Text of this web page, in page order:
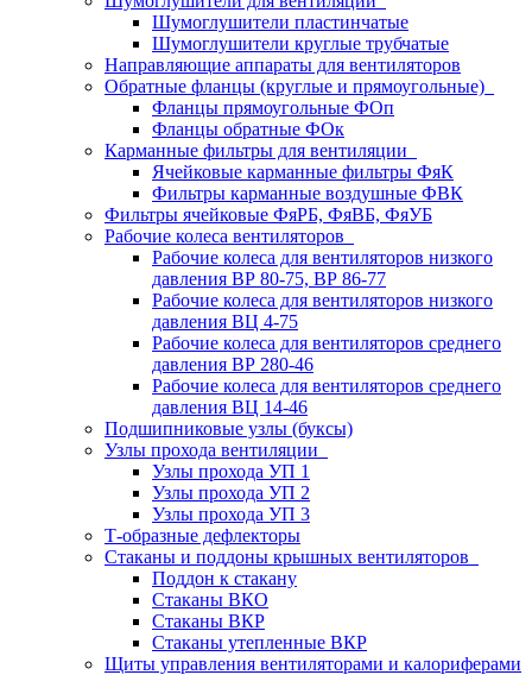
Шумоглушители пластинчатые
Шумоглушители круглые трубчатые
Направляющие аппараты для вентиляторов
Обратные фланцы (круглые и прямоугольные)
Фланцы прямоугольные ФОп
Фланцы обратные ФОк
Карманные фильтры для вентиляции
Ячейковые карманные фильтры ФяК
Фильтры карманные воздушные ФВК
Фильтры ячейковые ФяРБ, ФяВБ, ФяУБ
Рабочие колеса вентиляторов
Рабочие колеса для вентиляторов низкого
давления ВР 80-75, ВР 86-77
Рабочие колеса для вентиляторов низкого
давления ВЦ 4-75
Рабочие колеса для вентиляторов среднего
давления ВР 280-46
Рабочие колеса для вентиляторов среднего
давления ВЦ 14-46
Подшипниковые узлы (буксы)
Узлы прохода вентиляции
Узлы прохода УП 1
Узлы прохода УП 2
Узлы прохода УП 3
Т-образные дефлекторы
Стаканы и поддоны крышных вентиляторов
Поддон к стакану
Стаканы ВКО
Стаканы ВКР
Стаканы утепленные ВКР
Щиты управления вентиляторами и калориферами